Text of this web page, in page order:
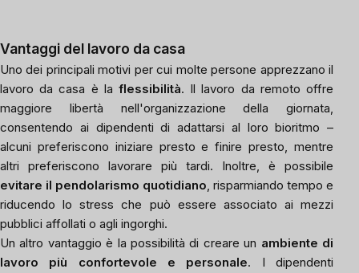
Vantaggi del lavoro da casa
Uno dei principali motivi per cui molte persone apprezzano il
lavoro da casa è la flessibilità. Il lavoro da remoto offre
maggiore libertà nell'organizzazione della giornata,
consentendo ai dipendenti di adattarsi al loro bioritmo –
alcuni preferiscono iniziare presto e finire presto, mentre
altri preferiscono lavorare più tardi. Inoltre, è possibile
evitare il pendolarismo quotidiano, risparmiando tempo e
riducendo lo stress che può essere associato ai mezzi
pubblici affollati o agli ingorghi.
Un altro vantaggio è la possibilità di creare un ambiente di
lavoro più confortevole e personale. I dipendenti